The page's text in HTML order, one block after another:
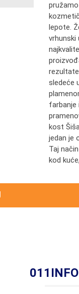
lepote.
vrhunski
sledeće
farbanje
kost
jedan je
Taj
kod